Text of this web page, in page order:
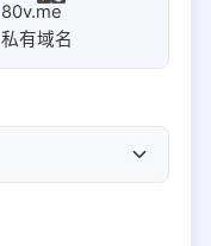
80v.me
私有域名